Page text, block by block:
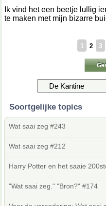
Ik vind het een beetje lullig
te maken met mijn bizarre
1 2 3
Soortgelijke topics
Wat saai zeg #243
Wat saai zeg #212
Harry Potter en het saaie
"Wat saai zeg." "Bron?" #174